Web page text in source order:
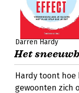
Darren Hardy
Het
Hardy toont hoe
gewoonten zich